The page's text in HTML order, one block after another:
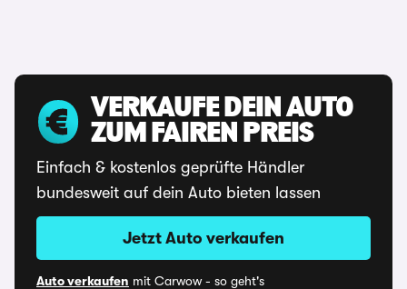
VERKAUFE DEIN AUTO
ZUM FAIREN PREIS
Einfach & kostenlos geprüfte Händler
bundesweit auf dein Auto bieten lassen
Jetzt Auto verkaufen
Auto verkaufen mit Carwow - so geht's